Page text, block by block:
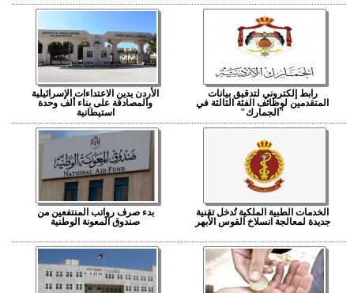
رابط إلكتروني لتدقيق بيانات
المتقدمين لوظائف الفئة الثالثة في
"الجمارك"
الأردن يدين الاعتداءات الإسرائيلية
والمصادقة على بناء ألف وحدة
استيطانية
الخدمات الطبية الملكية تُدخل تقنية
جديدة لمعالجة انسلاخ القوس الأبهر
بدء صرف رواتب المنتفعين من
صندوق المعونة الوطنية